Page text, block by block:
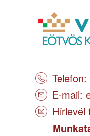
E-mail:
Hírlevél